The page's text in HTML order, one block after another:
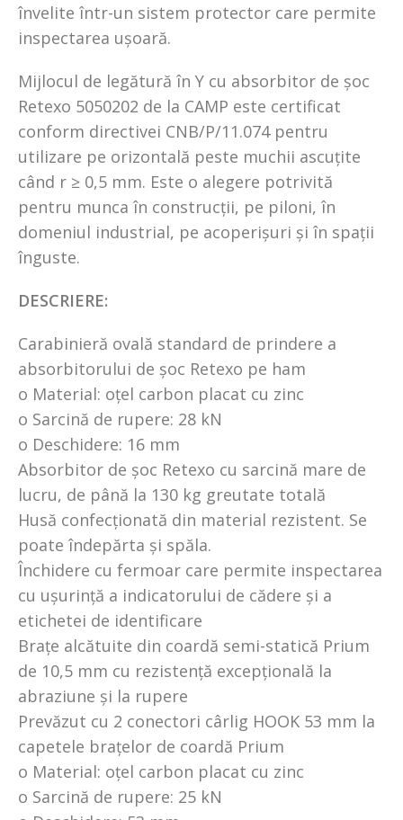
învelite într-un sistem protector care permite
inspectarea ușoară.
Mijlocul de legătură în Y cu absorbitor de șoc
Retexo 5050202 de la CAMP este certificat
conform directivei CNB/P/11.074 pentru
utilizare pe orizontală peste muchii ascuțite
când r ≥ 0,5 mm. Este o alegere potrivită
pentru munca în construcții, pe piloni, în
domeniul industrial, pe acoperișuri și în spații
înguste.
DESCRIERE:
Carabinieră ovală standard de prindere a
absorbitorului de șoc Retexo pe ham
o Material: oțel carbon placat cu zinc
o Sarcină de rupere: 28 kN
o Deschidere: 16 mm
Absorbitor de șoc Retexo cu sarcină mare de
lucru, de până la 130 kg greutate totală
Husă confecționată din material rezistent. Se
poate îndepărta și spăla.
Închidere cu fermoar care permite inspectarea
cu ușurință a indicatorului de cădere și a
etichetei de identificare
Brațe alcătuite din coardă semi-statică Prium
de 10,5 mm cu rezistență excepțională la
abraziune și la rupere
Prevăzut cu 2 conectori cârlig HOOK 53 mm la
capetele brațelor de coardă Prium
o Material: oțel carbon placat cu zinc
o Sarcină de rupere: 25 kN